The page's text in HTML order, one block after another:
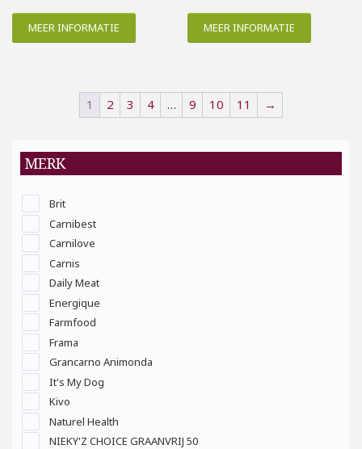
MEER INFORMATIE MEER INFORMATIE
1 2 3 4 … 9 10 11 →
MERK
Brit
Carnibest
Carnilove
Carnis
Daily Meat
Energique
Farmfood
Frama
Grancarno Animonda
It's My Dog
Kivo
Naturel Health
NIEKY'Z CHOICE GRAANVRIJ 50